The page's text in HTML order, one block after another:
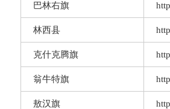
巴林右旗
林西县
克什克腾旗
翁牛特旗
敖汉旗